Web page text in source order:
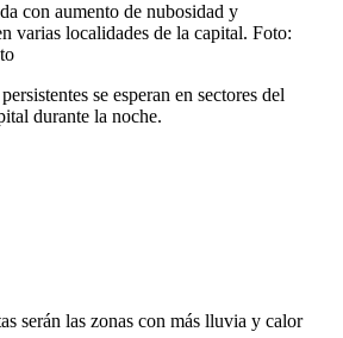
con aumento de nubosidad y
varias localidades de la capital. Foto:
se esperan en sectores del
durante la noche.
serán las zonas con más lluvia y calor